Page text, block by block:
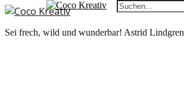
Sei frech, wild und wunderbar! Astrid Lindgren